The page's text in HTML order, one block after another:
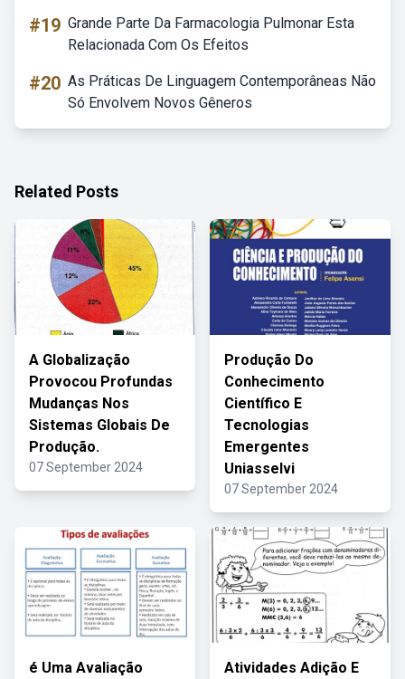
#19 Grande Parte Da Farmacologia Pulmonar Esta
Relacionada Com Os Efeitos
#20 As Práticas De Linguagem Contemporâneas Não
Só Envolvem Novos Gêneros
Related Posts
A Globalização
Provocou Profundas
Mudanças Nos
Sistemas Globais De
Produção.
07 September 2024
Produção Do
Conhecimento
Científico E
Tecnologias
Emergentes
Uniasselvi
07 September 2024
é Uma Avaliação Atividades Adição E